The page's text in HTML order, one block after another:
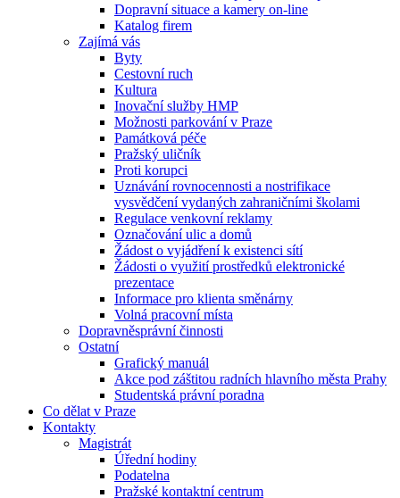
Dopravní situace a kamery on-line
Katalog firem
Zajímá vás
Byty
Cestovní ruch
Kultura
Inovační služby HMP
Možnosti parkování v Praze
Památková péče
Pražský uličník
Proti korupci
Uznávání rovnocennosti a nostrifikace
vysvědčení vydaných zahraničními školami
Regulace venkovní reklamy
Označování ulic a domů
Žádost o vyjádření k existenci sítí
Žádosti o využití prostředků elektronické
prezentace
Informace pro klienta směnárny
Volná pracovní místa
Dopravněsprávní činnosti
Ostatní
Grafický manuál
Akce pod záštitou radních hlavního města Prahy
Studentská právní poradna
Co dělat v Praze
Kontakty
Magistrát
Úřední hodiny
Podatelna
Pražské kontaktní centrum